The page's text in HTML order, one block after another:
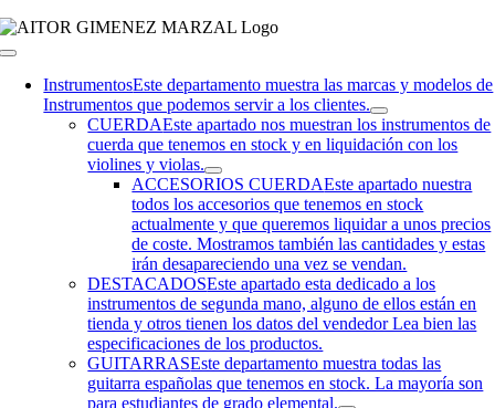
Toggle
NavigationInstrumentosEste departamento muestra las marcas y modelos de
Instrumentos que podemos servir a los clientes.
CUERDAEste apartado nos muestran los instrumentos de
cuerda que tenemos en stock y en liquidación con los
violines y violas.
ACCESORIOS CUERDAEste apartado nuestra
todos los accesorios que tenemos en stock
actualmente y que queremos liquidar a unos precios
de coste. Mostramos también las cantidades y estas
irán desapareciendo una vez se vendan.
DESTACADOSEste apartado esta dedicado a los
instrumentos de segunda mano, alguno de ellos están en
tienda y otros tienen los datos del vendedor Lea bien las
especificaciones de los productos.
GUITARRASEste departamento muestra todas las
guitarra españolas que tenemos en stock. La mayoría son
para estudiantes de grado elemental.